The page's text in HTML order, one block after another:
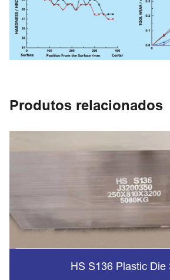
Produtos relacionados
HS S136 Plastic Die